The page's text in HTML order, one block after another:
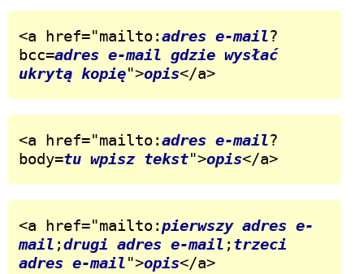
<a href="mailto:adres e-mail?
bcc=adres e-mail gdzie wysłać
ukrytą kopię">opis</a>
<a href="mailto:adres e-mail?
body=tu wpisz tekst">opis</a>
<a href="mailto:pierwszy adres e-
mail ;drugi adres e-mail ; trzeci
adres e-mail">opis</a>